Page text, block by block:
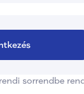
sorrendbe